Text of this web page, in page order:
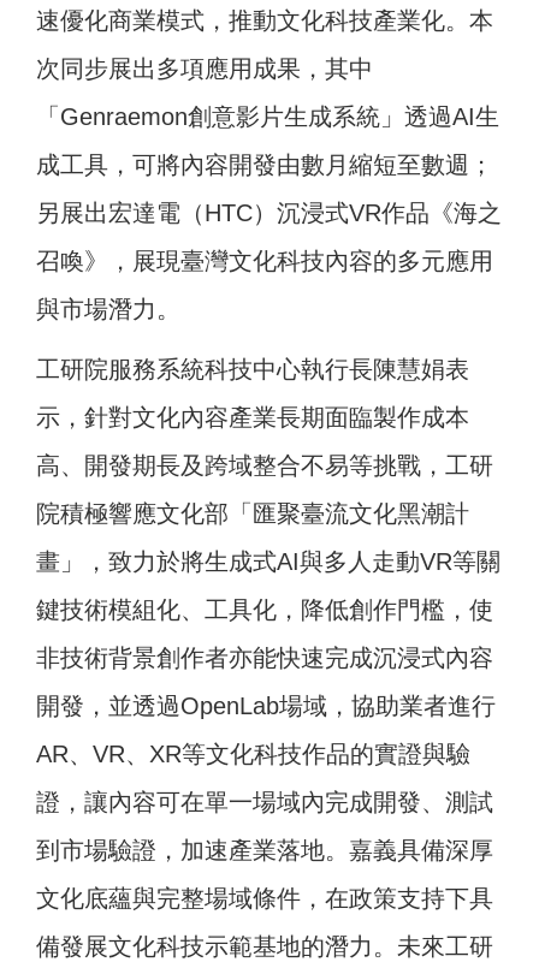
速優化商業模式，推動文化科技產業化。本
次同步展出多項應用成果，其中
「Genraemon創意影片生成系統」透過AI生
成工具，可將內容開發由數月縮短至數週；
另展出宏達電（HTC）沉浸式VR作品《海之
召喚》，展現臺灣文化科技內容的多元應用
與市場潛力。
工研院服務系統科技中心執行長陳慧娟表
示，針對文化內容產業長期面臨製作成本
高、開發期長及跨域整合不易等挑戰，工研
院積極響應文化部「匯聚臺流文化黑潮計
畫」，致力於將生成式AI與多人走動VR等關
鍵技術模組化、工具化，降低創作門檻，使
非技術背景創作者亦能快速完成沉浸式內容
開發，並透過OpenLab場域，協助業者進行
AR、VR、XR等文化科技作品的實證與驗
證，讓內容可在單一場域內完成開發、測試
到市場驗證，加速產業落地。嘉義具備深厚
文化底蘊與完整場域條件，在政策支持下具
備發展文化科技示範基地的潛力。未來工研